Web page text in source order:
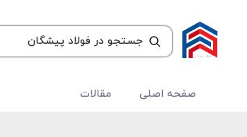
صفحه اصلی مقالات